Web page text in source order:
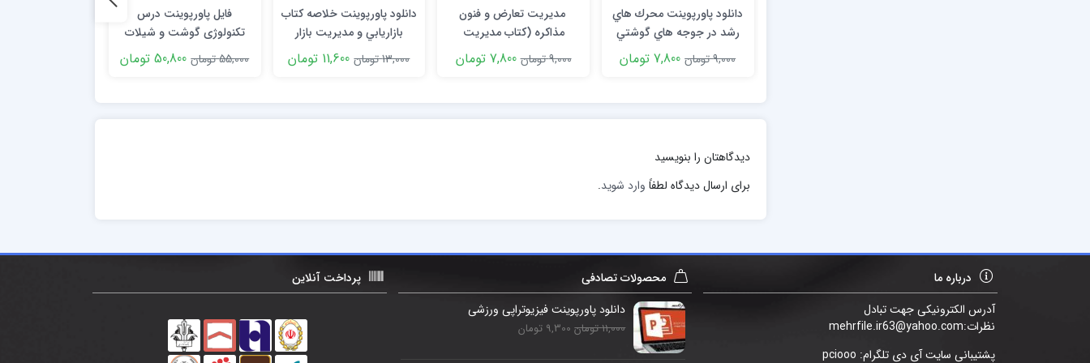
دانلود پاورپوینت محرك هاي
رشد در جوجه هاي گوشتي
9,000 تومان
7,800 تومان
مدیریت تعارض و فنون
مذاکره (کتاب مدیریت
تعارض) ppt
9,000 تومان 7,800 تومان
دانلود پاورپوینت خلاصه کتاب
بازاريابي و مديريت بازار
تالیف حسن الوداری13,000 تومان 11,600 تومان
فایل پاورپوینت درس
تکنولوژی گوشت و شیلات
55,000 تومان
50,800 تومان
دیدگاهتان را بنویسید
برای ارسال دیدگاه لطفاً وارد شوید.
درباره ما
آدرس الکترونیکی جهت تبادل
نظرات:mehrfile.ir63@yahoo.com
پشتیبانی سایت آی دی تلگرام: pciooo
محصولات تصادفی
دانلود پاورپوینت فیزیوتراپی ورزشی
11,000 تومان 9,300 تومان
پرداخت آنلاین